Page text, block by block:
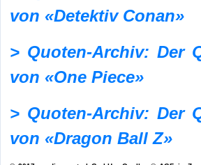
von «Detektiv Conan»
> Quoten-Archiv: Der
von «One Piece»
> Quoten-Archiv: Der
von «Dragon Ball Z»